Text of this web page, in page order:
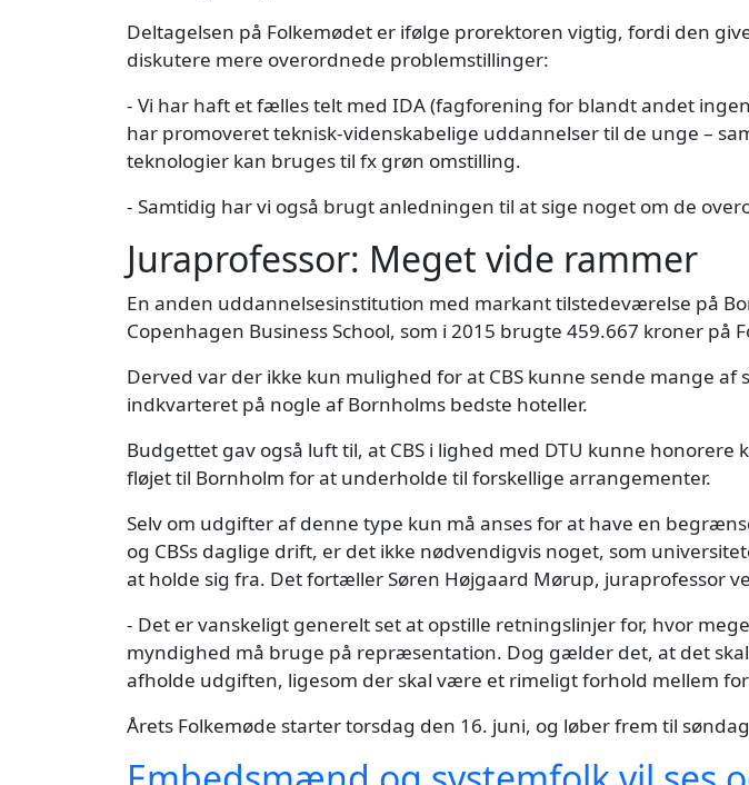
Deltagelsen på Folkemødet er ifølge prorektoren vigtig, fordi den
diskutere mere overordnede problemstillinger:
- Vi har haft et fælles telt med IDA (fagforening for blandt andet
har promoveret teknisk-videnskabelige uddannelser til de unge –
teknologier kan bruges til fx grøn omstilling.
- Samtidig har vi også brugt anledningen til at sige noget om de
Juraprofessor: Meget vide rammer
En anden uddannelsesinstitution med markant tilstedeværelse på
Copenhagen Business School, som i 2015 brugte 459.667 kroner på
Derved var der ikke kun mulighed for at CBS kunne sende mange af
indkvarteret på nogle af Bornholms bedste hoteller.
Budgettet gav også luft til, at CBS i lighed med DTU kunne honorere
fløjet til Bornholm for at underholde til forskellige arrangementer.
Selv om udgifter af denne type kun må anses for at have en
og CBSs daglige drift, er det ikke nødvendigvis noget, som
at holde sig fra. Det fortæller Søren Højgaard Mørup, juraprofessor
- Det er vanskeligt generelt set at opstille retningslinjer for, hvor
myndighed må bruge på repræsentation. Dog gælder det, at det
afholde udgiften, ligesom der skal være et rimeligt forhold mellem
Årets Folkemøde starter torsdag den 16. juni, og løber frem til